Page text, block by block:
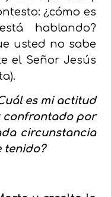
¿cómo es
hablando?
usted no sabe
el Señor Jesús
es mi actitud
confrontado por
circunstancia
tenido?